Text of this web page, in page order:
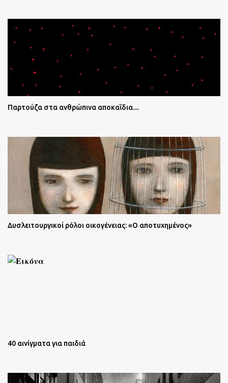
Παρτούζα στα ανθρώπινα αποκαΐδια....
Δυσλειτουργικοί ρόλοι οικογένειας: «Ο αποτυχημένος»
40 αινίγματα για παιδιά